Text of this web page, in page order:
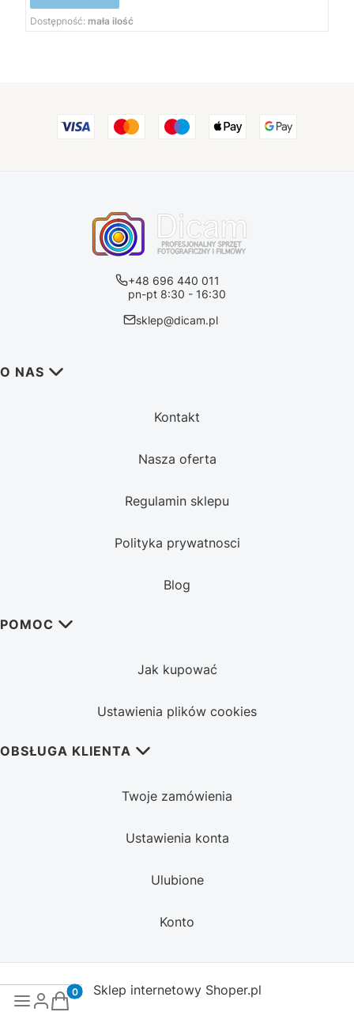
Dostępność: mała ilość
+48 696 440 011
pn-pt 8:30 - 16:30
sklep@dicam.pl
Linki w stopce
O NAS
Kontakt
Nasza oferta
Regulamin sklepu
Polityka prywatnosci
Blog
POMOC
Jak kupować
Ustawienia plików cookies
OBSŁUGA KLIENTA
Twoje zamówienia
Ustawienia konta
Ulubione
Konto
Sklep internetowy Shoper.pl
Produkty w koszyku: 0. Zobacz szczegóły